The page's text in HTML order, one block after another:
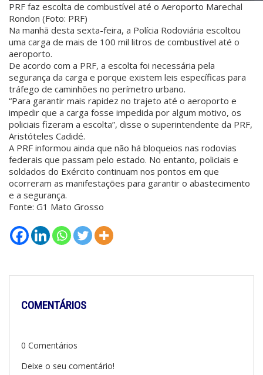
PRF faz escolta de combustível até o Aeroporto Marechal
Rondon (Foto: PRF)
Na manhã desta sexta-feira, a Polícia Rodoviária escoltou
uma carga de mais de 100 mil litros de combustível até o
aeroporto.
De acordo com a PRF, a escolta foi necessária pela
segurança da carga e porque existem leis específicas para
tráfego de caminhões no perímetro urbano.
“Para garantir mais rapidez no trajeto até o aeroporto e
impedir que a carga fosse impedida por algum motivo, os
policiais fizeram a escolta”, disse o superintendente da PRF,
Aristóteles Cadidé.
A PRF informou ainda que não há bloqueios nas rodovias
federais que passam pelo estado. No entanto, policiais e
soldados do Exército continuam nos pontos em que
ocorreram as manifestações para garantir o abastecimento
e a segurança.
Fonte: G1 Mato Grosso
COMENTÁRIOS
0 Comentários
Deixe o seu comentário!